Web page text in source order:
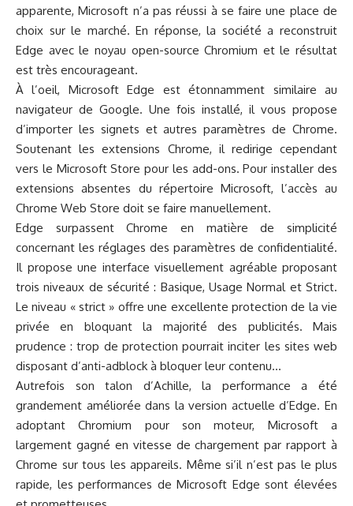
apparente, Microsoft n’a pas réussi à se faire une place de
choix sur le marché. En réponse, la société a reconstruit
Edge avec le noyau open-source Chromium et le résultat
est très encourageant.
À l’oeil, Microsoft Edge est étonnamment similaire au
navigateur de Google. Une fois installé, il vous propose
d’importer les signets et autres paramètres de Chrome.
Soutenant les extensions Chrome, il redirige cependant
vers le Microsoft Store pour les add-ons. Pour installer des
extensions absentes du répertoire Microsoft, l’accès au
Chrome Web Store doit se faire manuellement.
Edge surpassent Chrome en matière de simplicité
concernant les réglages des paramètres de confidentialité.
Il propose une interface visuellement agréable proposant
trois niveaux de sécurité : Basique, Usage Normal et Strict.
Le niveau « strict » offre une excellente protection de la vie
privée en bloquant la majorité des publicités. Mais
prudence : trop de protection pourrait inciter les sites web
disposant d’anti-adblock à bloquer leur contenu…
Autrefois son talon d’Achille, la performance a été
grandement améliorée dans la version actuelle d’Edge. En
adoptant Chromium pour son moteur, Microsoft a
largement gagné en vitesse de chargement par rapport à
Chrome sur tous les appareils. Même si’il n’est pas le plus
rapide, les performances de Microsoft Edge sont élevées